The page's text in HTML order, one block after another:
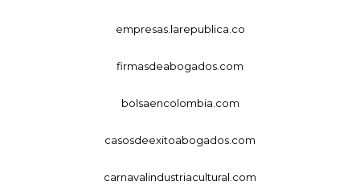
empresas.larepublica.co
firmasdeabogados.com
bolsaencolombia.com
casosdeexitoabogados.com
carnavalindustriacultural.com